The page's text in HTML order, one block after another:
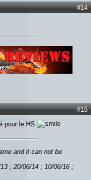
#14
#15
pour le HS
and it can not be
; 20/06/14 ; 10/06/16 ;